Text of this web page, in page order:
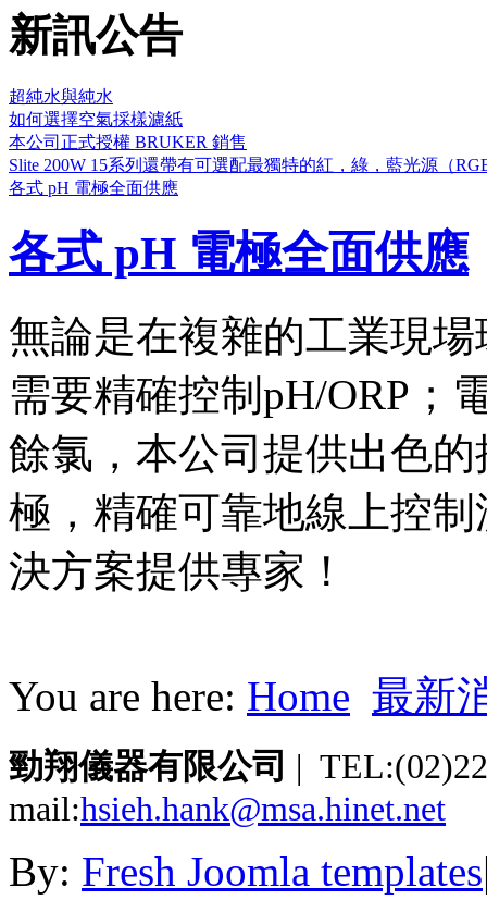
新訊公告
超純水與純水
如何選擇空氣採樣濾紙
本公司正式授權 BRUKER 銷售
Slite 200W 15系列還帶有可選配最獨特的紅，綠，藍光源（
各式 pH 電極全面供應
各式 pH 電極全面供應
無論是在複雜的工業現
需要精確控制pH/ORP；
餘氯，本公司提供出色
極，精確可靠地線上控
決方案提供專家！
You are here: Home 最新
勁翔儀器有限公司 |
mail:hsieh.hank@msa.hinet.net
By: Fresh Joomla templates